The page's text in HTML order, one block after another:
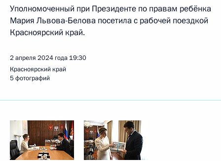
Уполномоченный при Президенте по правам ребёнка
Мария Львова-Белова посетила с рабочей поездкой
Красноярский край.
2 апреля 2024 года 19:30
Красноярский край
5 фотографий